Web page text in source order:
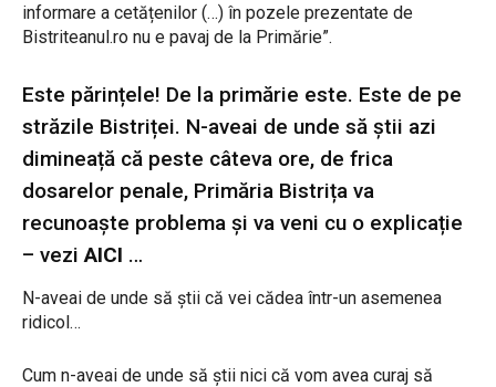
informare a cetățenilor (…) în pozele prezentate de
Bistriteanul.ro nu e pavaj de la Primărie”.
Este părințele! De la primărie este. Este de pe
străzile Bistriței. N-aveai de unde să știi azi
dimineață că peste câteva ore, de frica
dosarelor penale, Primăria Bistrița va
recunoaște problema și va veni cu o explicație
– veziAICI …
N-aveai de unde să știi că vei cădea într-un asemenea
ridicol…
Cum n-aveai de unde să știi nici că vom avea curaj să